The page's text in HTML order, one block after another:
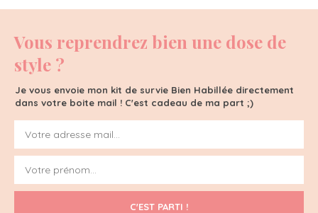
Vous reprendrez bien une dose de
style ?
Je vous envoie mon kit de survie Bien Habillée directement
dans votre boite mail ! C'est cadeau de ma part ;)
C'EST PARTI !